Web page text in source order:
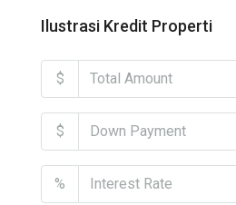
Ilustrasi Kredit Properti
$
$
%